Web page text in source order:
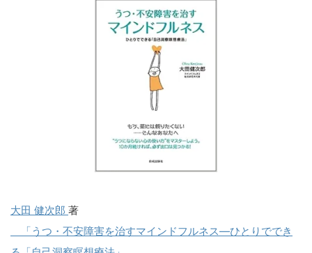
大田 健次郎 著
「うつ・不安障害を治すマインドフルネス―ひとりででき